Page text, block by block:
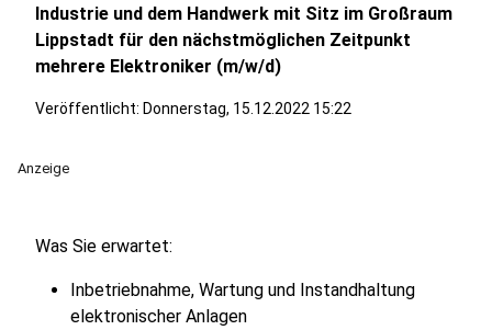
Industrie und dem Handwerk mit Sitz im Großraum
Lippstadt für den nächstmöglichen Zeitpunkt
mehrere Elektroniker (m/w/d)
Veröffentlicht: Donnerstag, 15.12.2022 15:22
Anzeige
Was Sie erwartet:
Inbetriebnahme, Wartung und Instandhaltung
elektronischer Anlagen